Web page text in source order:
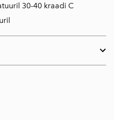
30-40 kraadi C